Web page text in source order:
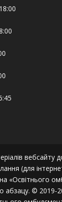
вебсайту
(для
«Освітнього
абзацу. © 2019-